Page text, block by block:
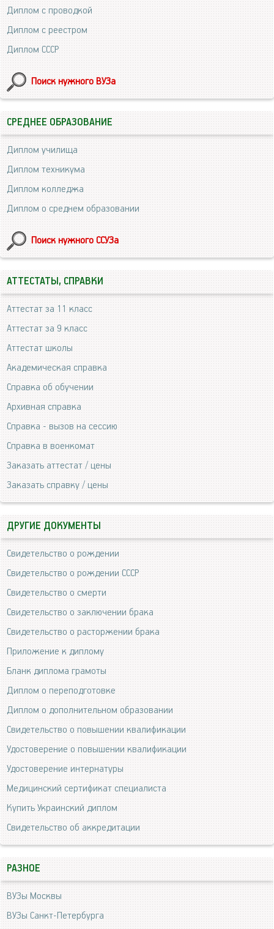
Диплом с проводкой
Диплом с реестром
Диплом СССР
Поиск нужного ВУЗа
СРЕДНЕЕ ОБРАЗОВАНИЕ
Диплом училища
Диплом техникума
Диплом колледжа
Диплом о среднем образовании
Поиск нужного ССУЗа
АТТЕСТАТЫ, СПРАВКИ
Аттестат за 11 класс
Аттестат за 9 класс
Аттестат школы
Академическая справка
Справка об обучении
Архивная справка
Справка - вызов на сессию
Справка в военкомат
Заказать аттестат / цены
Заказать справку / цены
ДРУГИЕ ДОКУМЕНТЫ
Свидетельство о рождении
Свидетельство о рождении СССР
Свидетельство о смерти
Свидетельство о заключении брака
Свидетельство о расторжении брака
Приложение к диплому
Бланк диплома грамоты
Диплом о переподготовке
Диплом о дополнительном образовании
Свидетельство о повышении квалификации
Удостоверение о повышении квалификации
Удостоверение интернатуры
Медицинский сертификат специалиста
Купить Украинский диплом
Свидетельство об аккредитации
РАЗНОЕ
ВУЗы Москвы
ВУЗы Санкт-Петербурга